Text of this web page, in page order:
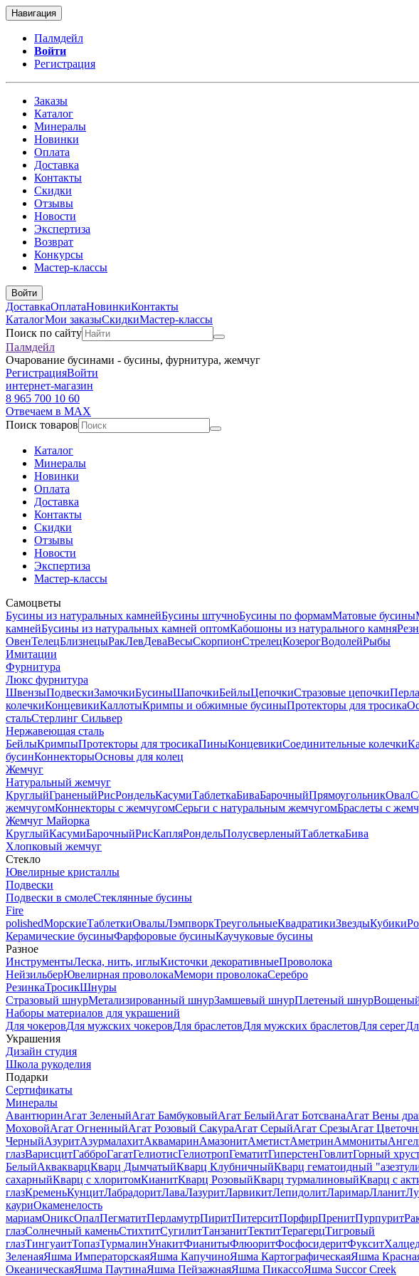
Навигация
Палмдейл
Войти
Регистрация
Заказы
Каталог
Минералы
Новинки
Оплата
Доставка
Контакты
Скидки
Отзывы
Новости
Экспертиза
Возврат
Конкурсы
Мастер-классы
Войти
ДоставкаОплатаНовинкиКонтакты
КаталогМои заказыСкидкиМастер-классы
Поиск по сайту
Палмдейл
Очарование бусинами - бусины, фурнитура, жемчуг
РегистрацияВойти
интернет-магазин
8 965 700 10 60
Отвечаем в MAX
Поиск товаров
Каталог
Минералы
Новинки
Оплата
Доставка
Контакты
Скидки
Отзывы
Новости
Экспертиза
Мастер-классы
Самоцветы
Бусины из натуральных камнейБусины штучноБусины по формамМатовые бусины
камнейБусины из натуральных камней оптомКабошоны из натурального камня
ОвенТелецБлизнецыРакЛевДеваВесыСкорпионСтрелецКозерогВодолейРыбы
Имитации
Фурнитура
Люкс фурнитура
ШвензыПодвескиЗамочкиБусиныШапочкиБейлыЦепочкиСтразовые цепочки
колечкиКонцевикиКаллотыКримпы и обжимные бусиныПротекторы для тросика
стальСтерлинг Сильвер
Нержавеющая сталь
БейлыКримпыПротекторы для тросикаПиныКонцевикиСоединительные колечки
бусинКоннекторыОсновы для колец
Жемчуг
Натуральный жемчуг
КруглыйГраненыйРисРондельКасумиТаблеткаБиваБарочныйПрямоугольникОвал
жемчугомКоннекторы с жемчугомСерьги с натуральным жемчугомБраслеты с
Жемчуг Майорка
КруглыйКасумиБарочныйРисКапляРондельПолусверленыйТаблеткаБива
Хлопковый жемчуг
Стекло
Ювелирные кристаллы
Подвески
Подвески в смолеСтеклянные бусины
Fire
polishedМорскиеТаблеткиОвалыЛэмпворкТреугольныеКвадратикиЗвездыКубики
Керамические бусиныФарфоровые бусиныКаучуковые бусины
Разное
ИнструментыЛеска, нить, иглыКисточки декоративныеПроволока
НейзильберЮвелирная проволокаМемори проволокаСеребро
РезинкаТросикШнуры
Стразовый шнурМетализированный шнурЗамшевый шнурПлетеный шнур
Наборы материалов для украшений
Для чокеровДля мужских чокеровДля браслетовДля мужских браслетовДля серег
Украшения
Дизайн студия
Школа рукоделия
Подарки
Сертификаты
Минералы
АвантюринАгат ЗеленыйАгат БамбуковыйАгат БелыйАгат БотсванаАгат Вены
МоховойАгат ОгненныйАгат Розовый СакураАгат СерыйАгат СрезыАгат
ЧерныйАзуритАзурмалахитАквамаринАмазонитАметистАметринАммониты
глазВарисцитГабброГагатГелиотисГелиотропГематитГиперстенГовлитГорный
БелыйАквакварцКварц ДымчатыйКварц КлубничныйКварц гематоидный
сахарныйКварц с хлоритомКианитКварц РозовыйКварц турмалиновыйКварц с
глазКременьКунцитЛабрадоритЛаваЛазуритЛарвикитЛепидолитЛаримарЛланит
кауриОкаменелость
мариамОниксОпалПегматитПерламутрПиритПитерситПорфирПренитПурпурит
глазСолнечный каменьСтихтитСугилитТанзанитТектитТерагерцТигровый
глазТингуаитТопазТурмалинУнакитФианитыФлюоритФосфосидеритФуксит
ЗеленаяЯшма ИмператорскаяЯшма КапучиноЯшма КартографическаяЯшма
ОкеаническаяЯшма ПаутинаЯшма ПейзажнаяЯшма ПикассоЯшма Succor Creek